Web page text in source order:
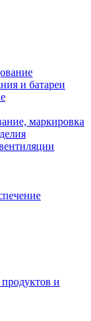
и батареи
маркировка
и